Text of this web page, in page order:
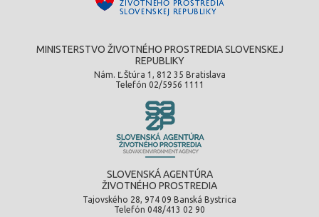
MINISTERSTVO ŽIVOTNÉHO PROSTREDIA SLOVENSKEJ
REPUBLIKY
Nám. Ľ.Štúra 1, 812 35 Bratislava
Telefón 02/5956 1111
SLOVENSKÁ AGENTÚRA
ŽIVOTNÉHO PROSTREDIA
Tajovského 28, 974 09 Banská Bystrica
Telefón 048/413 02 90